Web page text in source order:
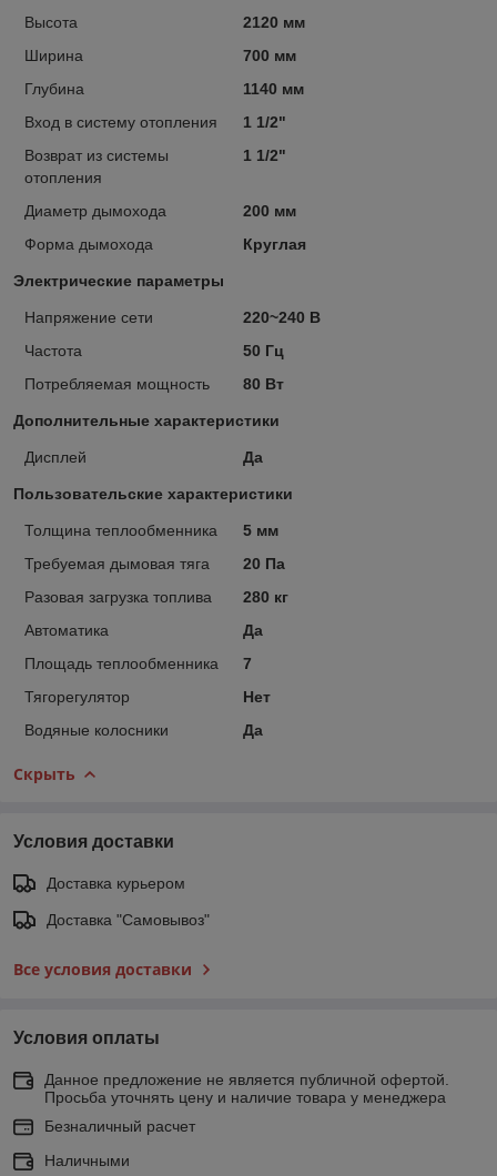
Высота
2120 мм
Ширина
700 мм
Глубина
1140 мм
Вход в систему отопления
1 1/2"
Возврат из системы
отопления
1 1/2"
Диаметр дымохода
200 мм
Форма дымохода
Круглая
Электрические параметры
Напряжение сети
220~240 В
Частота
50 Гц
Потребляемая мощность
80 Вт
Дополнительные характеристики
Дисплей Да
Пользовательские характеристики
Толщина теплообменника
5 мм
Требуемая дымовая тяга
20 Па
Разовая загрузка топлива
280 кг
Автоматика
Да
Площадь теплообменника
7
Тягорегулятор
Нет
Водяные колосники
Да
Скрыть
Условия доставки
Доставка курьером
Доставка "Самовывоз"
Все условия доставки
Условия оплаты
Данное предложение не является публичной офертой.
Просьба уточнять цену и наличие товара у менеджера
Безналичный расчет
Наличными